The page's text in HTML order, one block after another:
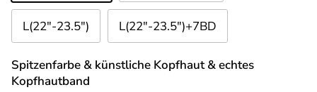
L(22"-23.5") L(22"-23.5")+7BD
Spitzenfarbe & künstliche Kopfhaut & echtes
Kopfhautband